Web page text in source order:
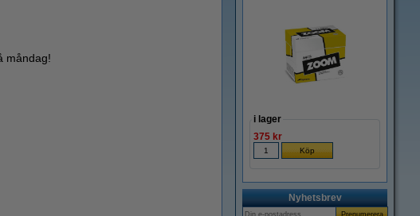
måndag!
i lager
375 kr
Nyhetsbrev